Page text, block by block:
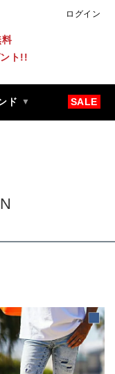
ログイン
料
ト!!
ド SALE